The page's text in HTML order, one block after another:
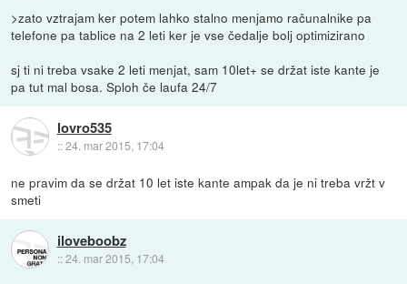
>zato vztrajam ker potem lahko stalno menjamo računalnike pa
telefone pa tablice na 2 leti ker je vse čedalje bolj optimizirano
sj ti ni treba vsake 2 leti menjat, sam 10let+ se držat iste kante je
pa tut mal bosa. Sploh če laufa 24/7
lovro535
::24. mar 2015, 17:04
ne pravim da se držat 10 let iste kante ampak da je ni treba vržt v
smeti
iloveboobz
::24. mar 2015, 17:04